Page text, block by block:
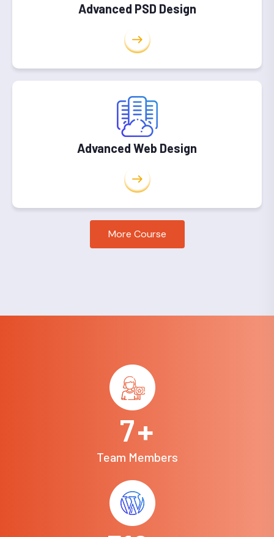
Advanced PSD Design
Advanced Web Design
More Course
7+
Team Members